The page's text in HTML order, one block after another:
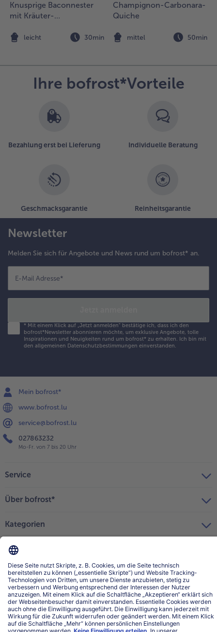
Knusprige Baconnester
mit Kräuter-
und Granatapfel
leicht 30min
Champignon-Carbonara-
Quiche
mittel 50min
Ihre bofrost*Vorteile
Bezahlung erst bei Lieferung Individuelle Beratung
Geschmacksgarantie Reinheitsgarantie
Newsletter
Melden Sie sich für Angebote und News rund um bofrost* an.
E-Mail Adresse*
* Mit einem Klick auf „Jetzt anmelden" bestätige ich, dass ich den
bofrost*Newsletter abonnieren möchte, um exklusive Angebote, tolle
Inspirationen und Neuigkeiten rund um bofrost* zu erhalten. Ich bin mit
den allgemeinen Datenschutzbestimmungen einverstanden.
Mein bofrost*
www.bofrost.lu
service@bofrost.lu
027863232
Mo-Fr. von 7 bis 20 Uhr
Service
Über bofrost*
Kategorien